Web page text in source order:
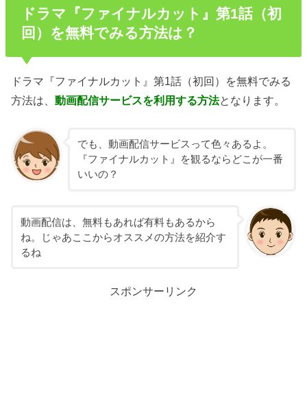
ドラマ『ファイナルカット』第1話（初
回）を無料でみる方法は？
ドラマ『ファイナルカット』第1話（初回）を無料でみる
方法は、動画配信サービスを利用する方法となります。
でも、動画配信サービスって色々あるよ。
『ファイナルカット』を観るならどこが一番
いいの？
動画配信は、無料もあれば有料もあるから
ね。じゃあここからオススメの方法を紹介す
るね
スポンサーリンク